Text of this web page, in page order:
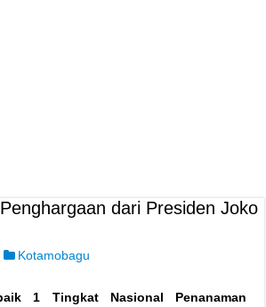
dari Presiden Joko
Kotamobagu
1 Tingkat Nasional Penanaman